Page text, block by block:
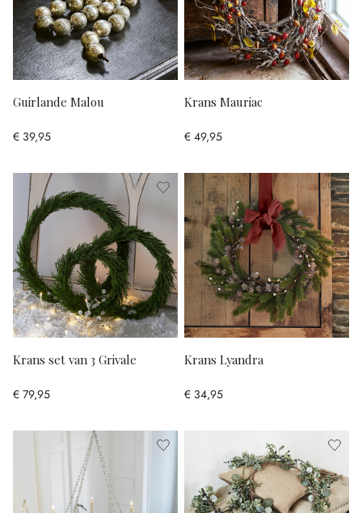
Guirlande Malou
€ 39,95
Krans Mauriac
€ 49,95
Krans set van 3 Grivale
€ 79,95
Krans Lyandra
€ 34,95